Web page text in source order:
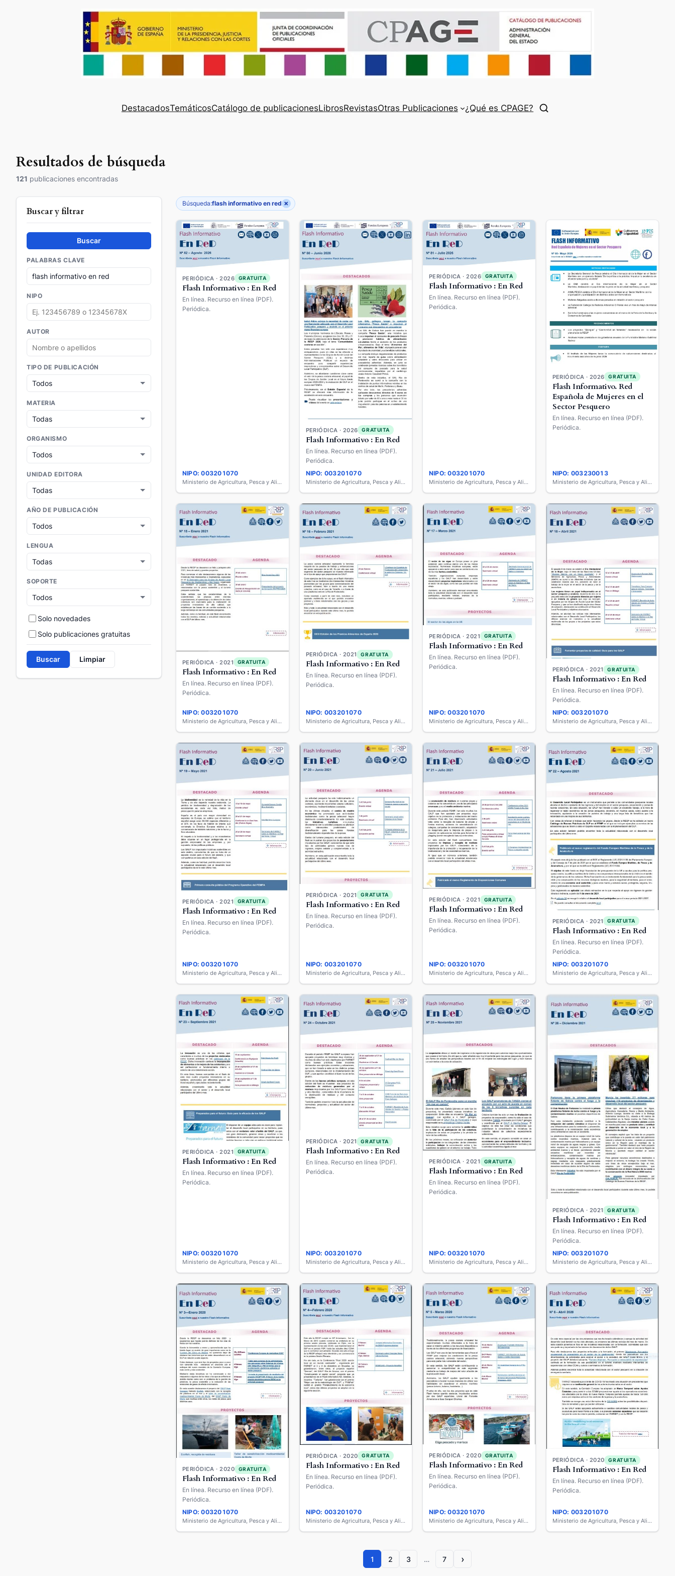
DestacadosTemáticosCatálogo de publicacionesLibrosRevistasOtras Publicaciones ¿Qué es CPAGE?
Resultados de búsqueda
121 publicaciones encontradas
Buscar y filtrar
Buscar
PALABRAS CLAVE
NIPO
AUTOR
TIPO DE PUBLICACIÓN
MATERIA
ORGANISMO
UNIDAD EDITORA
AÑO DE PUBLICACIÓN
LENGUA
SOPORTE
Solo novedades
Solo publicaciones gratuitas
Buscar Limpiar
Búsqueda:flash informativo en red ×
PERIÓDICA · 2026 GRATUITA
Flash Informativo : En Red
En línea. Recurso en línea (PDF).
Periódica.
NIPO: 003201070
Ministerio de Agricultura, Pesca y Alimentación
PERIÓDICA · 2026 GRATUITA
Flash Informativo : En Red
En línea. Recurso en línea (PDF).
Periódica.
NIPO: 003201070
Ministerio de Agricultura, Pesca y Alimentación
PERIÓDICA · 2026 GRATUITA
Flash Informativo : En Red
En línea. Recurso en línea (PDF).
Periódica.
NIPO: 003201070
Ministerio de Agricultura, Pesca y Alimentación
PERIÓDICA · 2026 GRATUITA
Flash Informativo. Red
Española de Mujeres en el
Sector Pesquero
En línea. Recurso en línea (PDF).
Periódica.
NIPO: 003230013
Ministerio de Agricultura, Pesca y Alimentación
PERIÓDICA · 2021 GRATUITA
Flash Informativo : En Red
En línea. Recurso en línea (PDF).
Periódica.
NIPO: 003201070
Ministerio de Agricultura, Pesca y Alimentación
PERIÓDICA · 2021 GRATUITA
Flash Informativo : En Red
En línea. Recurso en línea (PDF).
Periódica.
NIPO: 003201070
Ministerio de Agricultura, Pesca y Alimentación
PERIÓDICA · 2021 GRATUITA
Flash Informativo : En Red
En línea. Recurso en línea (PDF).
Periódica.
NIPO: 003201070
Ministerio de Agricultura, Pesca y Alimentación
PERIÓDICA · 2021 GRATUITA
Flash Informativo : En Red
En línea. Recurso en línea (PDF).
Periódica.
NIPO: 003201070
Ministerio de Agricultura, Pesca y Alimentación
PERIÓDICA · 2021 GRATUITA
Flash Informativo : En Red
En línea. Recurso en línea (PDF).
Periódica.
NIPO: 003201070
Ministerio de Agricultura, Pesca y Alimentación
PERIÓDICA · 2021 GRATUITA
Flash Informativo : En Red
En línea. Recurso en línea (PDF).
Periódica.
NIPO: 003201070
Ministerio de Agricultura, Pesca y Alimentación
PERIÓDICA · 2021 GRATUITA
Flash Informativo : En Red
En línea. Recurso en línea (PDF).
Periódica.
NIPO: 003201070
Ministerio de Agricultura, Pesca y Alimentación
PERIÓDICA · 2021 GRATUITA
Flash Informativo : En Red
En línea. Recurso en línea (PDF).
Periódica.
NIPO: 003201070
Ministerio de Agricultura, Pesca y Alimentación
PERIÓDICA · 2021 GRATUITA
Flash Informativo : En Red
En línea. Recurso en línea (PDF).
Periódica.
NIPO: 003201070
Ministerio de Agricultura, Pesca y Alimentación
PERIÓDICA · 2021 GRATUITA
Flash Informativo : En Red
En línea. Recurso en línea (PDF).
Periódica.
NIPO: 003201070
Ministerio de Agricultura, Pesca y Alimentación
PERIÓDICA · 2021 GRATUITA
Flash Informativo : En Red
En línea. Recurso en línea (PDF).
Periódica.
NIPO: 003201070
Ministerio de Agricultura, Pesca y Alimentación
PERIÓDICA · 2021 GRATUITA
Flash Informativo : En Red
En línea. Recurso en línea (PDF).
Periódica.
NIPO: 003201070
Ministerio de Agricultura, Pesca y Alimentación
PERIÓDICA · 2020 GRATUITA
Flash Informativo : En Red
En línea. Recurso en línea (PDF).
Periódica.
NIPO: 003201070
Ministerio de Agricultura, Pesca y Alimentación
PERIÓDICA · 2020 GRATUITA
Flash Informativo : En Red
En línea. Recurso en línea (PDF).
Periódica.
NIPO: 003201070
Ministerio de Agricultura, Pesca y Alimentación
PERIÓDICA · 2020 GRATUITA
Flash Informativo : En Red
En línea. Recurso en línea (PDF).
Periódica.
NIPO: 003201070
Ministerio de Agricultura, Pesca y Alimentación
PERIÓDICA · 2020 GRATUITA
Flash Informativo : En Red
En línea. Recurso en línea (PDF).
Periódica.
NIPO: 003201070
Ministerio de Agricultura, Pesca y Alimentación
1 2 3 … 7 ›